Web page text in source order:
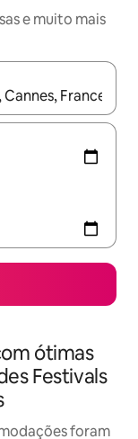
e muito mais
explore-os
ótimas
Festivals
foram